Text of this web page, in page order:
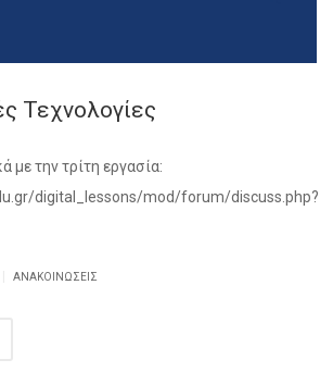
Τεχνολογίες
με την τρίτη εργασία:
digital_lessons/mod/forum/discuss.php?
ΑΝΑΚΟΙΝΏΣΕΙΣ